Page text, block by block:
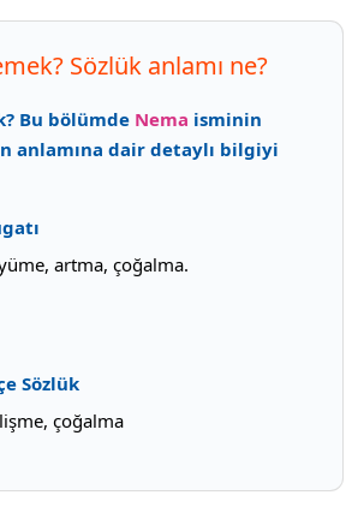
Sözlük anlamı ne?
Bu bölümde Nema isminin
anlamına dair detaylı bilgiyi
artma, çoğalma.
Sözlük
çoğalma